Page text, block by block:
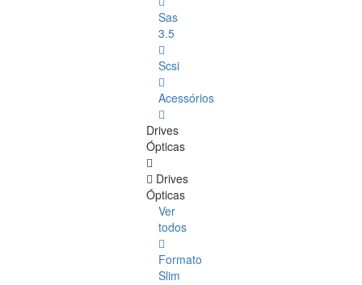
Sas
3.5
Scsi
Acessórios
Drives
Ópticas
Drives
Ópticas
Ver
todos
Formato
Slim